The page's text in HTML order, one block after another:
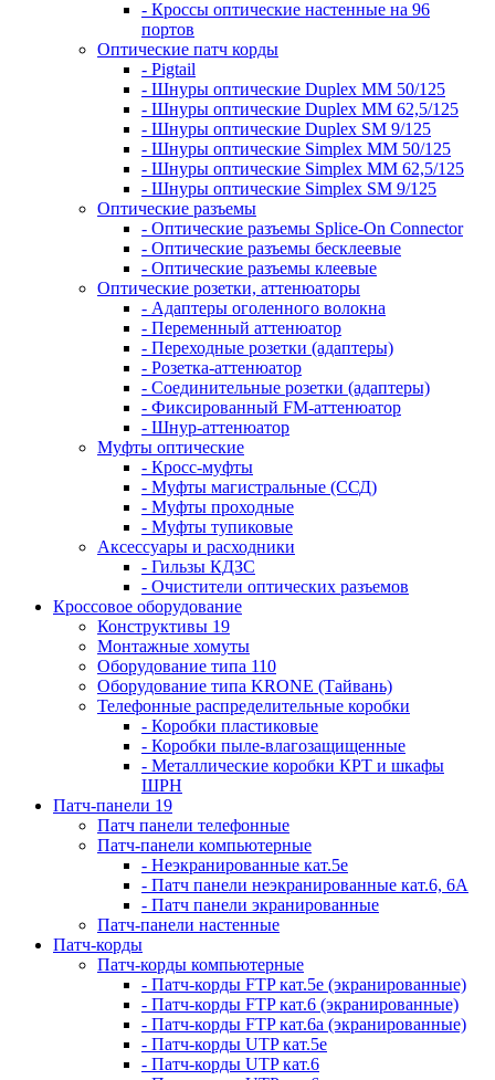
- Кроссы оптические настенные на 96
портов
Оптические патч корды
- Pigtail
- Шнуры оптические Duplex MM 50/125
- Шнуры оптические Duplex MM 62,5/125
- Шнуры оптические Duplex SM 9/125
- Шнуры оптические Simplex MM 50/125
- Шнуры оптические Simplex MM 62,5/125
- Шнуры оптические Simplex SM 9/125
Оптические разъемы
- Оптические разъемы Splice-On Connector
- Оптические разъемы бесклеевые
- Оптические разъемы клеевые
Оптические розетки, аттенюаторы
- Адаптеры оголенного волокна
- Переменный аттенюатор
- Переходные розетки (адаптеры)
- Розетка-аттенюатор
- Соединительные розетки (адаптеры)
- Фиксированный FM-аттенюатор
- Шнур-аттенюатор
Муфты оптические
- Кросс-муфты
- Муфты магистральные (ССД)
- Муфты проходные
- Муфты тупиковые
Аксессуары и расходники
- Гильзы КДЗС
- Очистители оптических разъемов
Кроссовое оборудование
Конструктивы 19
Монтажные хомуты
Оборудование типа 110
Оборудование типа KRONE (Тайвань)
Телефонные распределительные коробки
- Коробки пластиковые
- Коробки пыле-влагозащищенные
- Металлические коробки КРТ и шкафы
ШРН
Патч-панели 19
Патч панели телефонные
Патч-панели компьютерные
- Неэкранированные кат.5е
- Патч панели неэкранированные кат.6, 6А
- Патч панели экранированные
Патч-панели настенные
Патч-корды
Патч-корды компьютерные
- Патч-корды FTP кат.5е (экранированные)
- Патч-корды FTP кат.6 (экранированные)
- Патч-корды FTP кат.6а (экранированные)
- Патч-корды UTP кат.5е
- Патч-корды UTP кат.6